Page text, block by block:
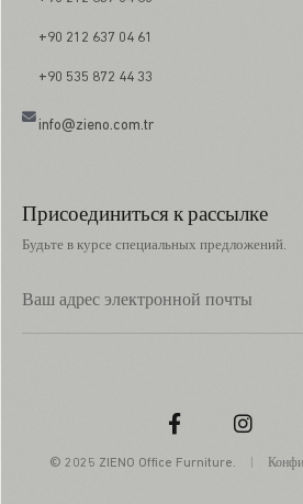
+90 212 637 04 61
+90 535 872 44 33
info@zieno.com.tr
Присоединиться к рассылке
Будьте в курсе специальных предложений.
© 2025 ZIENO Office Furniture.